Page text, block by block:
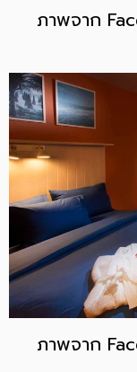
ภาพจาก
ภาพจาก